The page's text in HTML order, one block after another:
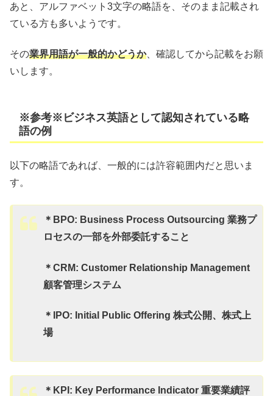
あと、アルファベット3文字の略語を、そのまま記載され
ている方も多いようです。
その業界用語が一般的かどうか、確認してから記載をお願
いします。
※参考※ビジネス英語として認知されている略
語の例
以下の略語であれば、一般的には許容範囲内だと思いま
す。
＊BPO: Business Process Outsourcing 業務プ
ロセスの一部を外部委託すること
＊CRM: Customer Relationship Management
顧客管理システム
＊IPO: Initial Public Offering 株式公開、株式上
場
＊KPI: Key Performance Indicator 重要業績評